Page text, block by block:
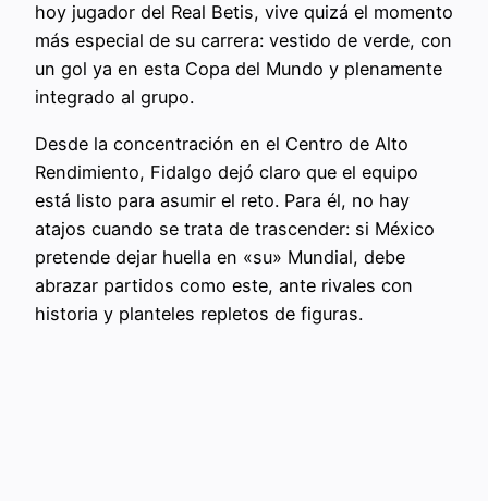
hoy jugador del Real Betis, vive quizá el momento
más especial de su carrera: vestido de verde, con
un gol ya en esta Copa del Mundo y plenamente
integrado al grupo.
Desde la concentración en el Centro de Alto
Rendimiento, Fidalgo dejó claro que el equipo
está listo para asumir el reto. Para él, no hay
atajos cuando se trata de trascender: si México
pretende dejar huella en «su» Mundial, debe
abrazar partidos como este, ante rivales con
historia y planteles repletos de figuras.